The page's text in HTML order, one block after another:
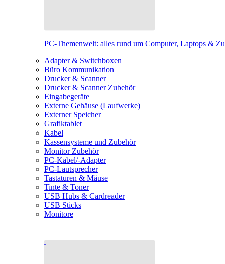
PC-Themenwelt: alles rund um Computer, Laptops &
Adapter & Switchboxen
Büro Kommunikation
Drucker & Scanner
Drucker & Scanner Zubehör
Eingabegeräte
Externe Gehäuse (Laufwerke)
Externer Speicher
Grafiktablet
Kabel
Kassensysteme und Zubehör
Monitor Zubehör
PC-Kabel/-Adapter
PC-Lautsprecher
Tastaturen & Mäuse
Tinte & Toner
USB Hubs & Cardreader
USB Sticks
Monitore